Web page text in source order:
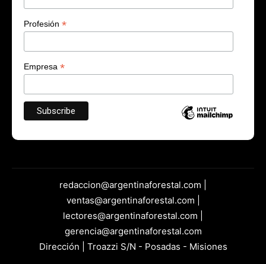
Profesión *
Empresa *
redaccion@argentinaforestal.com |
ventas@argentinaforestal.com |
lectores@argentinaforestal.com |
gerencia@argentinaforestal.com
Dirección | Troazzi S/N - Posadas - Misiones